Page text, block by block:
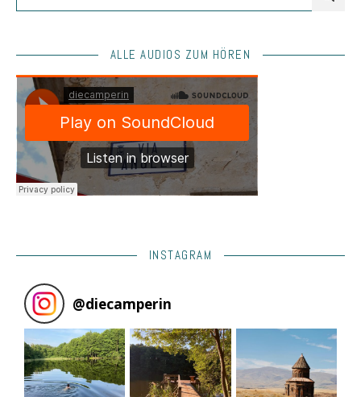
ALLE AUDIOS ZUM HÖREN
INSTAGRAM
@diecamperin